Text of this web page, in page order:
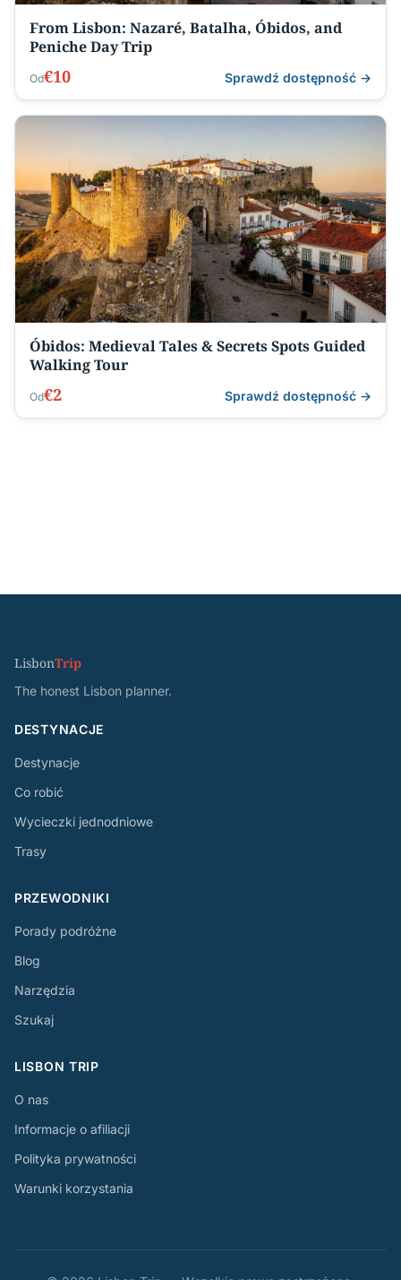
From Lisbon: Nazaré, Batalha, Óbidos, and
Peniche Day Trip
Od€10 Sprawdź dostępność →
Óbidos: Medieval Tales & Secrets Spots Guided
Walking Tour
Od€2 Sprawdź dostępność →
LisbonTrip
The honest Lisbon planner.
DESTYNACJE
Destynacje
Co robić
Wycieczki jednodniowe
Trasy
PRZEWODNIKI
Porady podróżne
Blog
Narzędzia
Szukaj
LISBON TRIP
O nas
Informacje o afiliacji
Polityka prywatności
Warunki korzystania